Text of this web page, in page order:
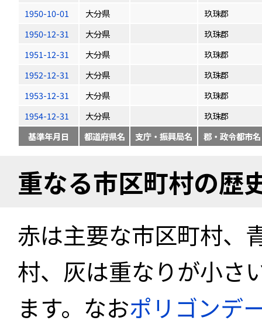
1950-10-01
大分県
玖珠郡
1950-12-31
大分県
玖珠郡
1951-12-31
大分県
玖珠郡
1952-12-31
大分県
玖珠郡
1953-12-31
大分県
玖珠郡
1954-12-31
大分県
玖珠郡
基準年月日
都道府県名 支庁・振興局名 郡・政令都市名
重なる市区町村の歴
赤は主要な市区町村、
村、灰は重なりが小さ
ます。なおポリゴンデ